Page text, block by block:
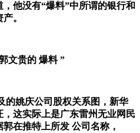
他没有“爆料”中所谓的银行和
。
文贵的 爆料 ”
的姚庆公司股权关系图，新华
这实际上是广东雷州无业网民
在推特上所发 公司名称，